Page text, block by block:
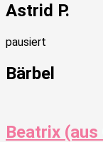
Astrid P.
pausiert
Bärbel
Beatrix